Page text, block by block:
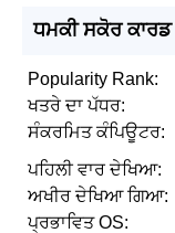
ਧਮਕੀ ਸਕੋਰ ਕਾਰਡ
Popularity Rank:
ਖਤਰੇ ਦਾ ਪੱਧਰ:
ਸੰਕਰਮਿਤ ਕੰਪਿਊਟਰ:
ਪਹਿਲੀ ਵਾਰ ਦੇਖਿਆ:
ਅਖੀਰ ਦੇਖਿਆ ਗਿਆ:
ਪ੍ਰਭਾਵਿਤ OS: